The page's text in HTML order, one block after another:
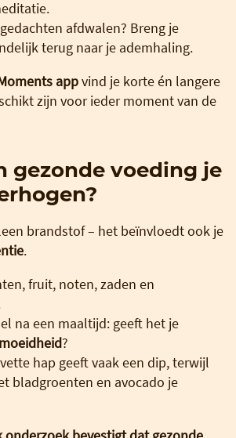
afdwalen? Breng je
terug naar je ademhaling.
appvind je korte én langere
zijn voor ieder moment van de
gezonde voeding je
brandstof – het beïnvloedt ook je
.
fruit, noten, zaden en
na een maaltijd: geeft het je
?
hap geeft vaak een dip, terwijl
bladgroenten en avocado je